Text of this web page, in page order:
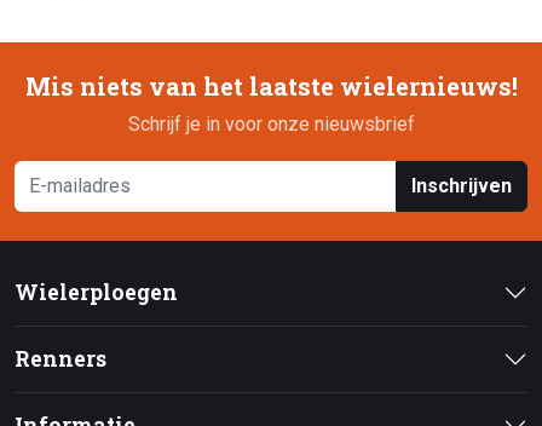
Mis niets van het laatste wielernieuws!
Schrijf je in voor onze nieuwsbrief
Inschrijven
Wielerploegen
Renners